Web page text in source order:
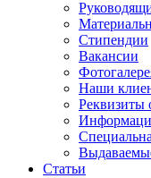
Стипендии
Вакансии
Наши
Реквизиты
Статьи